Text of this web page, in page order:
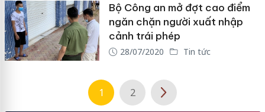
Bộ Công an mở đợt cao điểm
ngăn chặn người xuất nhập
cảnh trái phép
28/07/2020 Tin tức
1 2